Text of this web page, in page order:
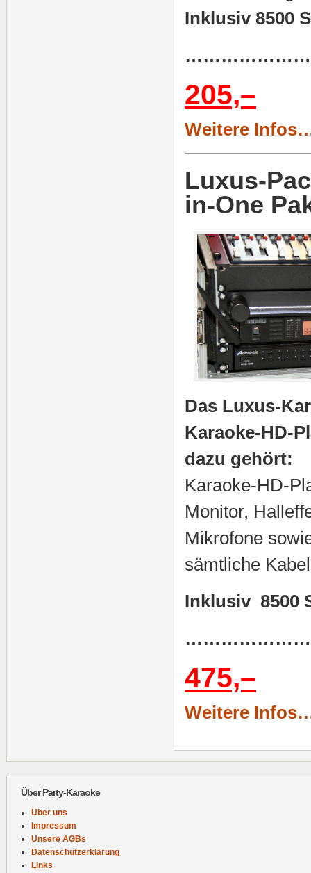
Inklusiv 8500
205,–
Weitere
Luxus-
in-One
Das Luxus-
Karaoke-HD-
dazu gehört:
Karaoke-HD-
Monitor,
Mikrofone
sämtliche
Inklusiv 8500
475,–
Weitere
Über Party-Karaoke
Über uns
Impressum
Unsere AGBs
Datenschutzerklärung
Links